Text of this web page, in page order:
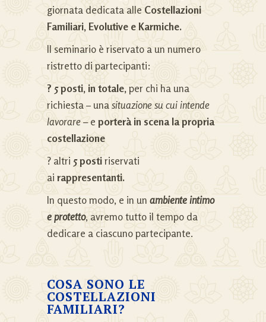
giornata dedicata alleCostellazioni
Familiari, Evolutive e Karmiche.
Il seminario è riservato a un numero
ristretto di partecipanti:
? 5 posti, in totale, per chi ha una
richiesta – unasituazione su cui intende
lavorare –e porterà in scena la propria
costellazione
? altri 5 postiriservati
ai rappresentanti.
In questo modo, e in un ambiente intimo
e protetto, avremo tutto il tempo da
dedicare a ciascuno partecipante.
COSA SONO LE
COSTELLAZIONI
FAMILIARI?